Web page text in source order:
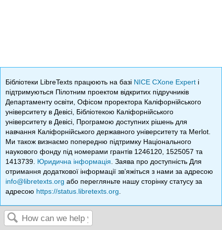
Бібліотеки LibreTexts працюють на базі NICE CXone Expert і
підтримуються Пілотним проектом відкритих підручників
Департаменту освіти, Офісом проректора Каліфорнійського
університету в Девісі, Бібліотекою Каліфорнійського
університету в Девісі, Програмою доступних рішень для
навчання Каліфорнійського державного університету та Merlot.
Ми також визнаємо попередню підтримку Національного
наукового фонду під номерами грантів 1246120, 1525057 та
1413739. Юридична інформація . Заява про доступність Для
отримання додаткової інформації зв’яжіться з нами за адресою
info@libretexts.org або перегляньте нашу сторінку статусу за
адресою https://status.libretexts.org